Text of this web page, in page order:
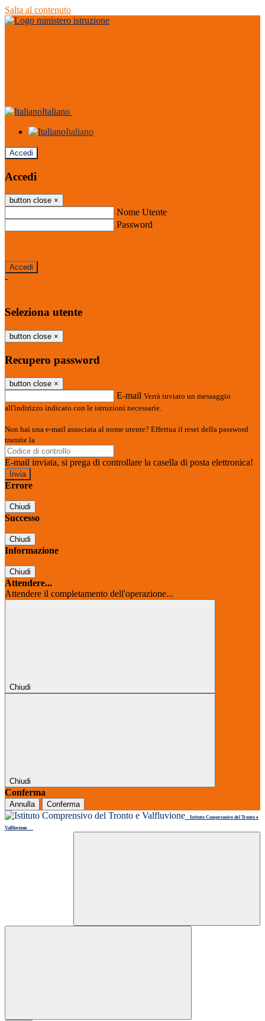
Salta al contenuto
Italiano
Italiano
Accedi
Accedi
button close ×
Nome Utente
Password
-
Seleziona utente
button close ×
Recupero password
button close ×
E-mail Verrà inviato un messaggio
all'indirizzo indicato con le istruzioni necessarie.
Non hai una e-mail associata al nome utente? Effettua il reset della password
tramite la
E-mail inviata, si prega di controllare la casella di posta elettronica!
Errore
Chiudi
Successo
Chiudi
Informazione
Chiudi
Attendere...
Attendere il completamento dell'operazione...
Chiudi
Chiudi
Conferma
Annulla Conferma
Istituto Comprensivo del Tronto e
Valfluvione